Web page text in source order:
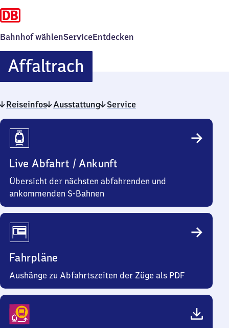
Bahnhof wählenServiceEntdecken
AffaltrachAffaltrach
Reiseinfos Ausstattung Service
Reiseinfos
Live Abfahrt / Ankunft
Übersicht der nächsten abfahrenden und
ankommenden S-Bahnen
Fahrpläne
Aushänge zu Abfahrtszeiten der Züge als PDF